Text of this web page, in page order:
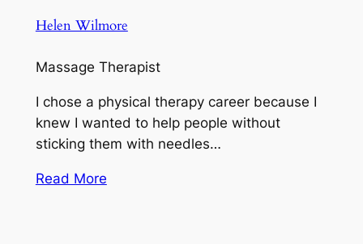
Helen Wilmore
Massage Therapist
I chose a physical therapy career because I
knew I wanted to help people without
sticking them with needles…
Read More